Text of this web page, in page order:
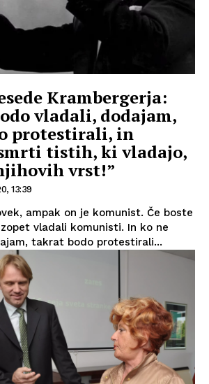
Krambergerja:
vladali, dodajam,
protestirali, in
tistih, ki vladajo,
vrst!”
13:39
ampak on je komunist. Če boste
vladali komunisti. In ko ne
takrat bodo protestirali...